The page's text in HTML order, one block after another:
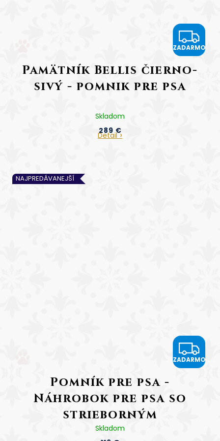
Z
A
ZADARMO
Pamätník Bellis čierno-
sivý - pomnik pre psa
Skladom
289 €
Detail
NAJPREDÁVANEJŠÍ
Z
A
ZADARMO
Pomník pre psa -
Náhrobok pre psa so
strieborným
gravírovaním Tlapka
Skladom